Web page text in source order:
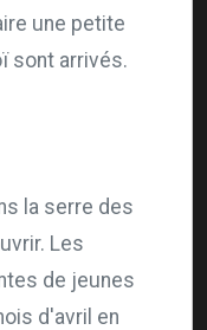
une petite
sont arrivés.
la serre des
Les
de jeunes
d'avril en